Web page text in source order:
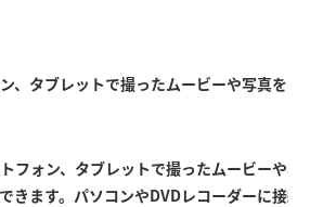
、タブレットで撮ったムービーや写真をそ
フォン、タブレットで撮ったムービーや
きます。パソコンやDVDレコーダーに接